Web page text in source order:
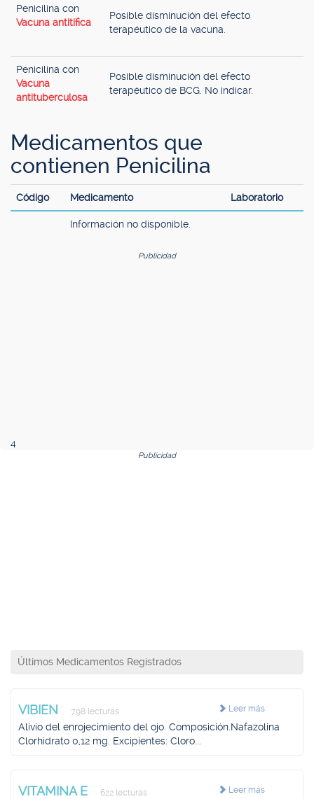
Penicilina con
Vacuna antitífica
Posible disminución del efecto
terapéutico de la vacuna.
Penicilina con
Vacuna
antituberculosa
Posible disminución del efecto
terapéutico de BCG. No indicar.
Medicamentos que
contienen Penicilina
Código Medicamento Laboratorio
Información no disponible.
Publicidad
4
Publicidad
Últimos Medicamentos Registrados
Leer más
VIBIEN 798 lecturas
Alivio del enrojecimiento del ojo. Composición.Nafazolina
Clorhidrato 0,12 mg. Excipientes: Cloro...
Leer más
VITAMINA E 622 lecturas